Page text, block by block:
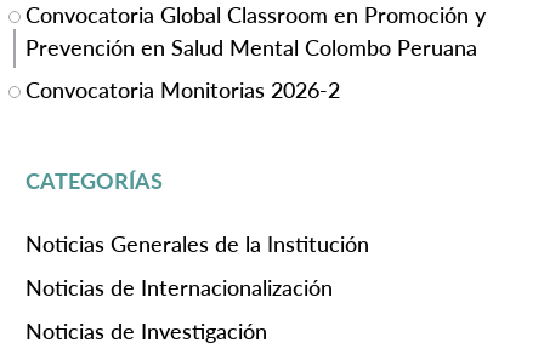
Convocatoria Global Classroom en Promoción y
Prevención en Salud Mental Colombo Peruana
Convocatoria Monitorias 2026-2
CATEGORÍAS
Noticias Generales de la Institución
Noticias de Internacionalización
Noticias de Investigación